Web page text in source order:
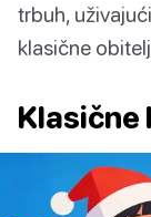
trbuh,
klasične
Klasične